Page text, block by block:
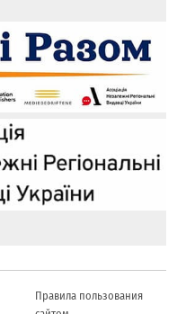
Правила пользования